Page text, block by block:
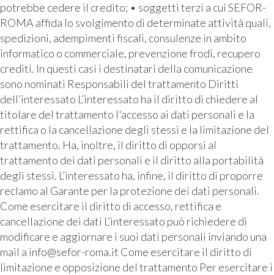
potrebbe cedere il credito; • soggetti terzi a cui SEFOR-
ROMA affida lo svolgimento di determinate attività quali,
spedizioni, adempimenti fiscali, consulenze in ambito
informatico o commerciale, prevenzione frodi, recupero
crediti. In questi casi i destinatari della comunicazione
sono nominati Responsabili del trattamento Diritti
dell’interessato L’interessato ha il diritto di chiedere al
titolare del trattamento l'accesso ai dati personali e la
rettifica o la cancellazione degli stessi e la limitazione del
trattamento. Ha, inoltre, il diritto di opporsi al
trattamento dei dati personali e il diritto alla portabilità
degli stessi. L’interessato ha, infine, il diritto di proporre
reclamo al Garante per la protezione dei dati personali.
Come esercitare il diritto di accesso, rettifica e
cancellazione dei dati L’interessato può richiedere di
modificare e aggiornare i suoi dati personali inviando una
mail a info@sefor-roma.it Come esercitare il diritto di
limitazione e opposizione del trattamento Per esercitare i